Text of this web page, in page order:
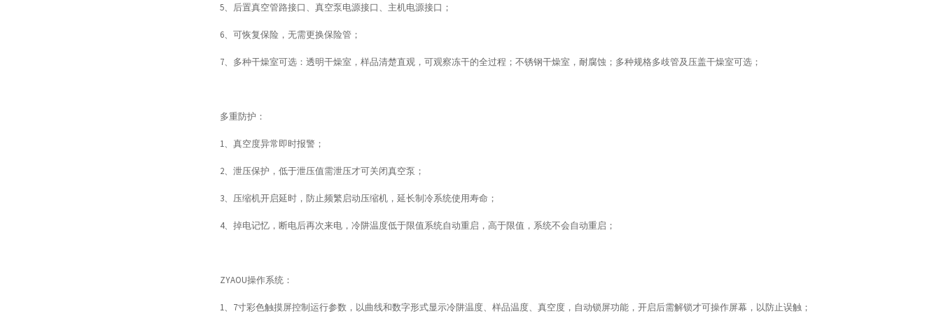
5、后置真空管路接口、真空泵电源接口、主机电源接口；
6、可恢复保险，无需更换保险管；
7、多种干燥室可选：透明干燥室，样品清楚直观，可观察冻干的全过程；不锈钢干燥室，耐腐蚀；多种规格多歧管及压盖干燥室可选；
多重防护：
1、真空度异常即时报警；
2、泄压保护，低于泄压值需泄压才可关闭真空泵；
3、压缩机开启延时，防止频繁启动压缩机，延长制冷系统使用寿命；
4、掉电记忆，断电后再次来电，冷阱温度低于限值系统自动重启，高于限值，系统不会自动重启；
ZYAOU操作系统：
1、7寸彩色触摸屏控制运行参数，以曲线和数字形式显示冷阱温度、样品温度、真空度，自动锁屏功能，开启后需解锁才可操作屏幕，以防止误触；